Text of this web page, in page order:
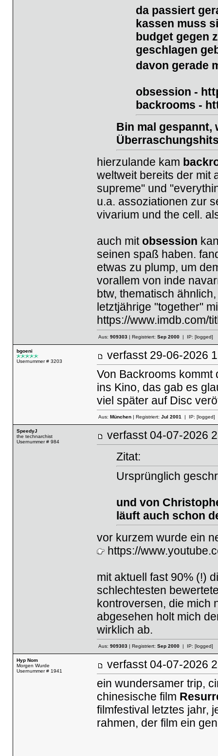
da passiert
kassen muss
budget gegen
geschlagen
davon gerade
obsession -
backrooms -
Bin mal gespannt,
hierzulande kam
weltweit bereits der mit
supreme" und
u.a. assoziationen zur
vivarium und the cell.
auch mit obsession
seinen spaß haben.
etwas zu plump, um
vorallem von inde
btw, thematisch
letztjährige "together"
https://www.imdb.com/
Aus: 909303| Registriert: Sep 2000| IP: [logged]
bgoeni
Usernummer # 3203
verfasst 29-06-
Von Backrooms kommt
ins Kino, das gab es
viel später auf Disc
Aus: München| Registriert: Jul 2001| IP: [logged]
SpeedyJ
the technarchist
Usernummer # 984
verfasst 04-07-
Zitat:
Ursprünglich
und von
läuft auch schon
vor kurzem wurde ein
https://
mit aktuell fast 90% (!)
schlechtesten
kontroversen, die mich
abgesehen holt mich
wirklich ab.
Aus: 909303| Registriert: Sep 2000| IP: [logged]
Hyp Nom
Morgen Wurde
Usernummer # 1941
verfasst 04-07-
ein wundersamer trip,
chinesische film
filmfestival letztes jahr,
rahmen, der film ein